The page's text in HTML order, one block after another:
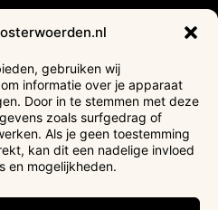
gebruiken wij
informatie over je apparaat
Door in te stemmen met deze
zoals surfgedrag of
Als je geen toestemming
kan dit een nadelige invloed
en mogelijkheden.